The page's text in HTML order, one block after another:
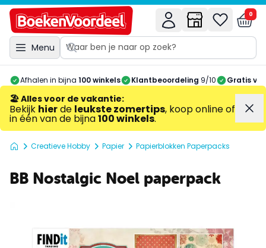
Menu
0
Afhalen in bijna 100 winkels Klantbeoordeling 9/10 Gratis
🏖️ Alles voor de vakantie:
Bekijk hierde leukste zomertips, koop online of
in één van de bijna100 winkels.
Creatieve Hobby Papier Papierblokken Paperpacks
BB Nostalgic Noel paperpack